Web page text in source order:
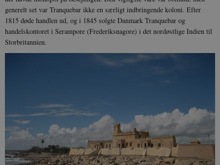
generelt set var Tranquebar ikke en særligt indbringende koloni. Efter
1815 døde handlen ud, og i 1845 solgte Danmark Tranquebar og
handelskontoret i Serampore (Frederiksnagore) i det nordøstlige Indien til
Storbritannien.